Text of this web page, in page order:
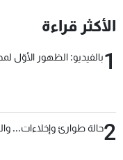
الأكثر قراءة
1بالفيديو: الظهور الأوّل
2حالة طوارئ وإخلاءات...
شاهد البرامج
الترددات